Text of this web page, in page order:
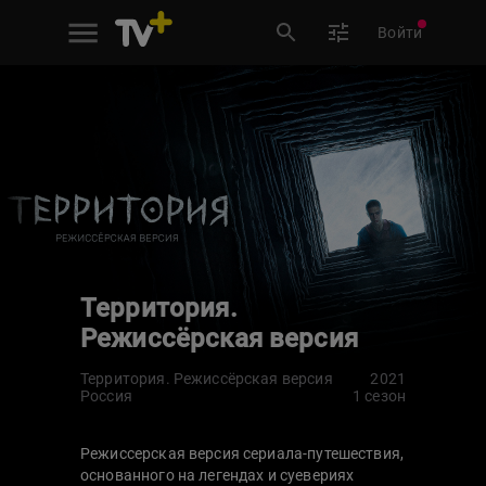
Войти
Территория.
Режиссёрская версия
Территория. Режиссёрская версия
2021
Россия
1 сезон
Режиссерская версия сериала-путешествия,
основанного на легендах и суевериях